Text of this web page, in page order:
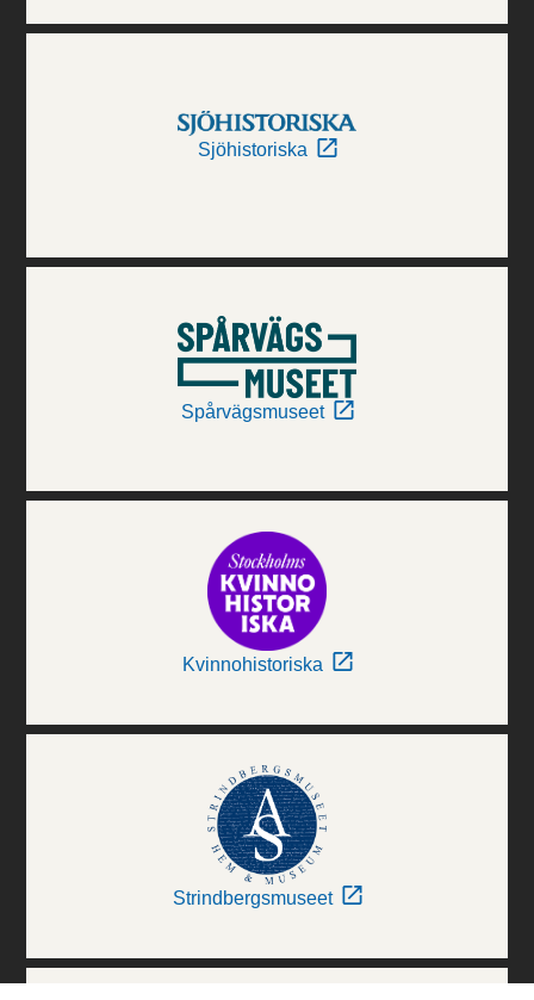
Sjöhistoriska
Spårvägsmuseet
Kvinnohistoriska
Strindbergsmuseet